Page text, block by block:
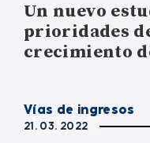
Un nuevo
prioridades
crecimiento
Vías de ingresos
21. 03. 2022